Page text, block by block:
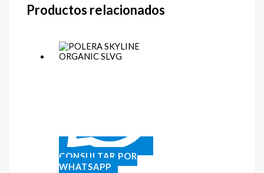
Productos relacionados
CONSULTAR POR
WHATSAPP